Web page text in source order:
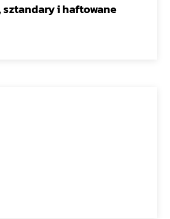
sztandary i haftowane